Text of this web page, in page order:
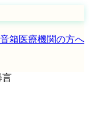
箱医療機関の方へ
言